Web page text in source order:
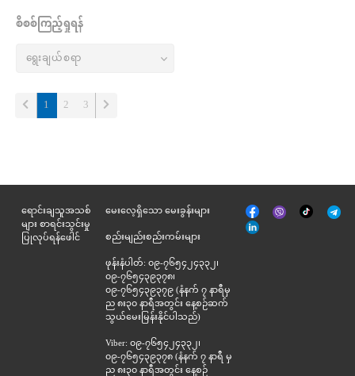
စိစစ်ကြည့်ရှုရန်
1 (current)
2 3
ရောင်းချသူအသစ်
များ စာရင်းသွင်းမှု
ပြုလုပ်ရန်ဖေါင်
မေးလေ့ရှိသော မေးခွန်းများ
စည်းမျည်းစည်းကမ်းများ
ဖုန်းနံပါတ်: ၀၉-၇၆၅၄၂၄၃၃၂၊
၀၉-၇၆၅၄၃၉၃၇၈၊
၀၉-၇၆၅၄၃၉၃၇၉ (နံနက် ၇ နာရီမှ
ည ၈း၃၀ နာရီအတွင်း နေ့စဉ်ဆက်
သွယ်မေးမြန်းနိုင်ပါသည်)
Viber: ၀၉-၇၆၅၄၂၄၃၃၂၊
၀၉-၇၆၅၄၃၉၃၇၈ (နံနက် ၇ နာရီ မှ
ည ၈း၃၀ နာရီအတွင်း နေ့စဉ်
မျက်နှာစာ
အုပ်
Viber Tik
Tok
နှင့်
ဆက်စပ်